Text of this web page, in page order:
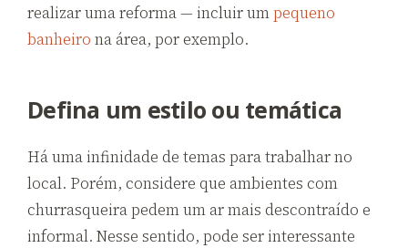
realizar uma reforma — incluir umpequeno
banheiro na área, por exemplo.
Defina um estilo ou temática
Há uma infinidade de temas para trabalhar no
local. Porém, considere que ambientes com
churrasqueira pedem um ar mais descontraído e
informal. Nesse sentido, pode ser interessante